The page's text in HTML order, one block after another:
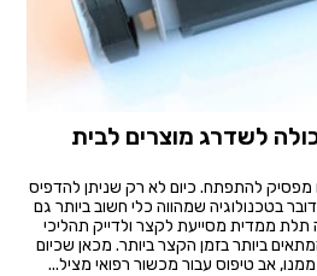
לשדרג מוצרים לבית
להתפתח. כיום לא רק שניתן להדפיס
בטכנולוגיה שמהווה כלי חשוב ביותר גם
ממדית מסייעת לקצר ולדייק תהליכי
ביותר בזמן הקצר ביותר. מכאן שכיום
אב טיפוס עבור מכשור רפואי מציל...